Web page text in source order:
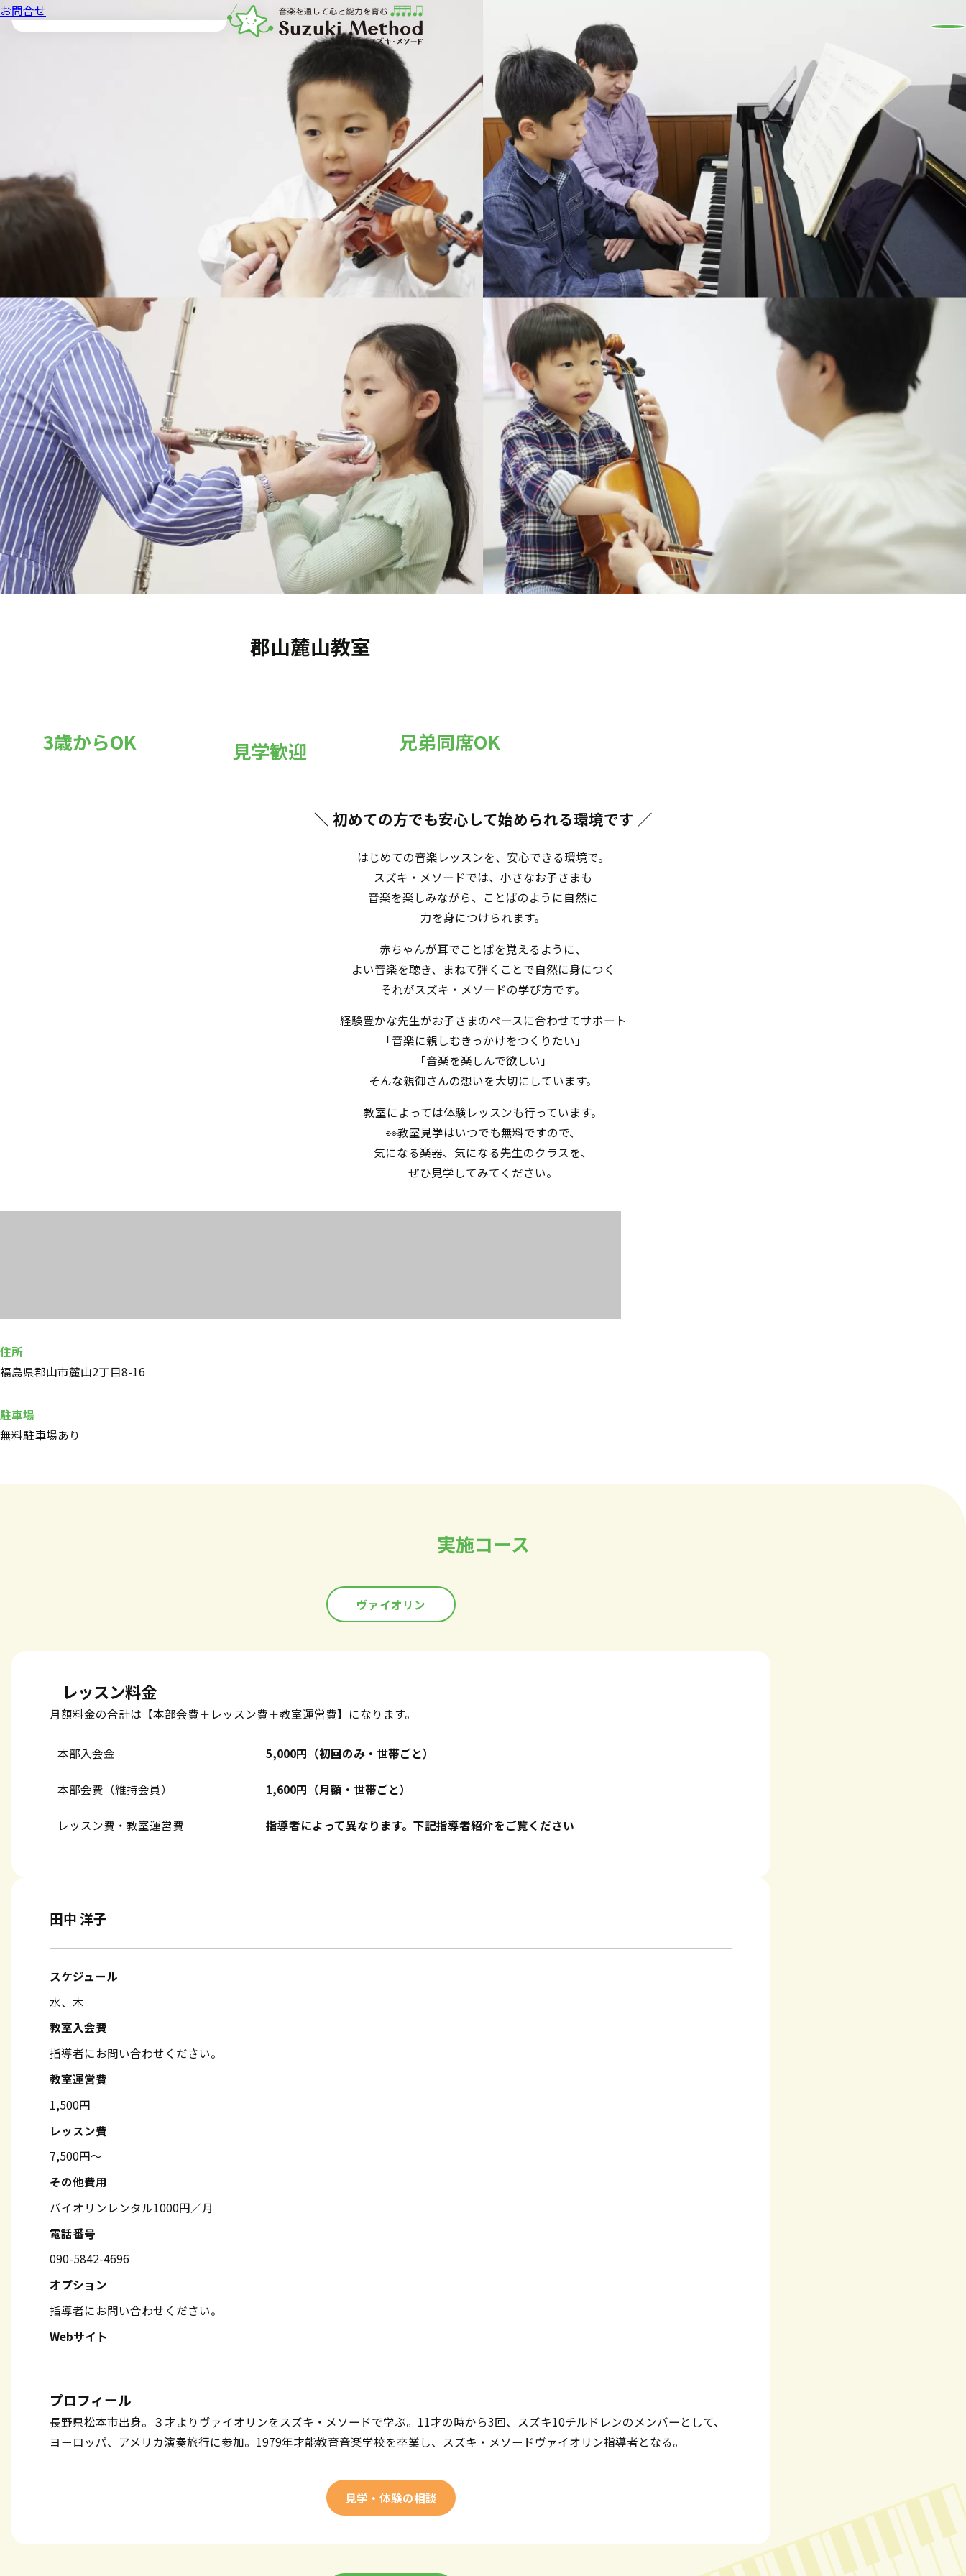
音楽教室スズキ・メソード | 公益社団法人才能教育研究会
お問合せ
郡山麓山教室
3歳からOK 見学歓迎 兄弟同席OK
＼ 初めての方でも安心して始められる環境です ／
はじめての音楽レッスンを、安心できる環境で。
スズキ・メソードでは、小さなお子さまも
音楽を楽しみながら、ことばのように自然に
力を身につけられます。
赤ちゃんが耳でことばを覚えるように、
よい音楽を聴き、まねて弾くことで自然に身につく
それがスズキ・メソードの学び方です。
経験豊かな先生がお子さまのペースに合わせてサポート
「音楽に親しむきっかけをつくりたい」
「音楽を楽しんで欲しい」
そんな親御さんの想いを大切にしています。
教室によっては体験レッスンも行っています。
👀教室見学はいつでも無料ですので、
気になる楽器、気になる先生のクラスを、
ぜひ見学してみてください。
住所
福島県郡山市麓山2丁目8-16
駐車場
無料駐車場あり
実施コース
ヴァイオリン
レッスン料金
月額料金の合計は【本部会費＋レッスン費＋教室運営費】になります。
本部入会金 5,000円（初回のみ・世帯ごと）
本部会費（維持会員） 1,600円（月額・世帯ごと）
レッスン費・教室運営費 指導者によって異なります。下記指導者紹介をご覧ください
田中 洋子
スケジュール
水、木
教室入会費
指導者にお問い合わせください。
教室運営費
1,500円
レッスン費
7,500円～
その他費用
バイオリンレンタル1000円／月
電話番号
090-5842-4696
オプション
指導者にお問い合わせください。
Webサイト
プロフィール
長野県松本市出身。３才よりヴァイオリンをスズキ・メソードで学ぶ。11才の時から3回、スズキ10チルドレンのメンバーとして、
ヨーロッパ、アメリカ演奏旅行に参加。1979年才能教育音楽学校を卒業し、スズキ・メソードヴァイオリン指導者となる。
見学・体験の相談